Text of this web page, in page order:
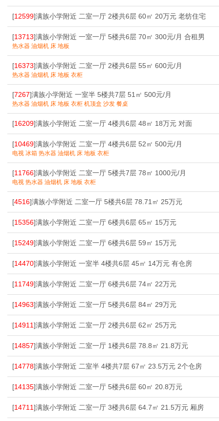
[12599]满族小学附近 二室一厅 2楼共6层 60㎡ 20万元 老纺住宅
[13713]满族小学附近 一室一厅 5楼共6层 70㎡ 300元/月 合租男
热水器 油烟机 床 地板
[16373]满族小学附近 二室一厅 2楼共6层 55㎡ 600元/月
热水器 油烟机 床 地板 衣柜
[7267]满族小学附近 一室半 5楼共7层 51㎡ 500元/月
热水器 油烟机 床 地板 衣柜 机顶盒 沙发 餐桌
[16209]满族小学附近 二室一厅 4楼共6层 48㎡ 18万元 对面
[10469]满族小学附近 二室一厅 4楼共6层 52㎡ 500元/月
电视 冰箱 热水器 油烟机 床 地板 衣柜
[11766]满族小学附近 二室一厅 5楼共7层 78㎡ 1000元/月
电视 热水器 油烟机 床 地板 衣柜
[4516]满族小学附近 二室一厅 5楼共6层 78.71㎡ 25万元
[15356]满族小学附近 二室一厅 6楼共6层 65㎡ 15万元
[15249]满族小学附近 二室一厅 6楼共6层 59㎡ 15万元
[14470]满族小学附近 一室半 4楼共6层 45㎡ 14万元 有仓房
[11749]满族小学附近 二室一厅 6楼共6层 74㎡ 22万元
[14963]满族小学附近 二室一厅 5楼共6层 84㎡ 29万元
[14911]满族小学附近 二室一厅 2楼共6层 62㎡ 25万元
[14857]满族小学附近 二室一厅 1楼共6层 78.8㎡ 21.8万元
[14778]满族小学附近 二室半 4楼共7层 67㎡ 23.5万元 2个仓房
[14135]满族小学附近 二室一厅 5楼共6层 60㎡ 20.8万元
[14711]满族小学附近 二室一厅 3楼共6层 64.7㎡ 21.5万元 厢房